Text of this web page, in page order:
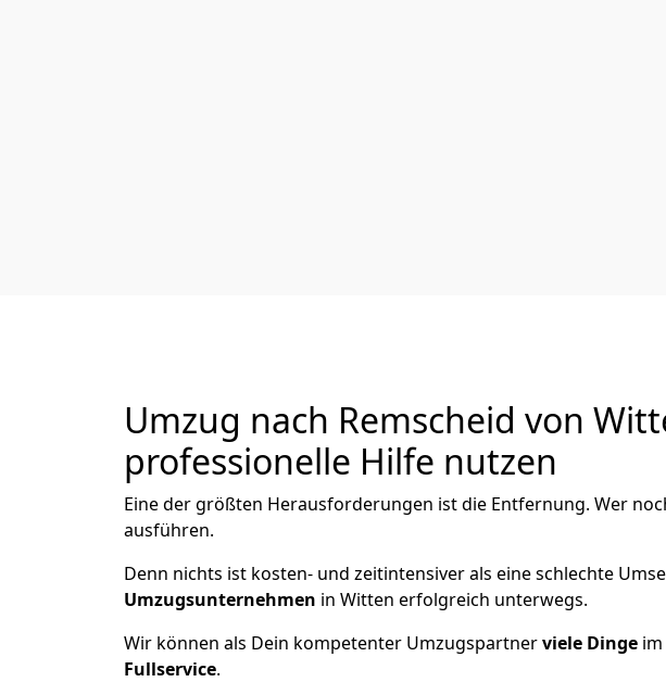
Umzug nach Remscheid von
professionelle Hilfe nutzen
Eine der größten Herausforderungen ist die Entfernung. Wer
ausführen.
Denn nichts ist kosten- und zeitintensiver als eine schlechte
Umzugsunternehmen in Witten erfolgreich unterwegs.
Wir können als Dein kompetenter Umzugspartnerviele Dinge
Fullservice.